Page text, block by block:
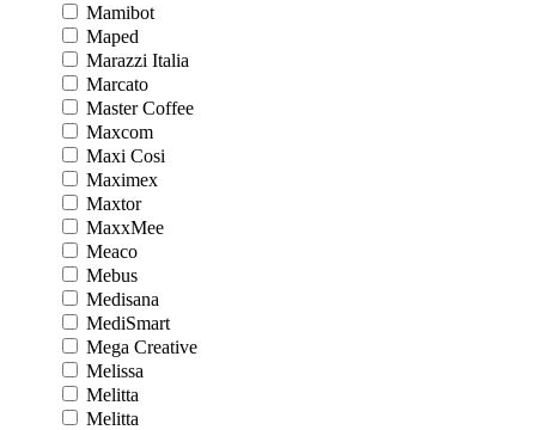
Mamibot
Maped
Marazzi Italia
Marcato
Master Coffee
Maxcom
Maxi Cosi
Maximex
Maxtor
MaxxMee
Meaco
Mebus
Medisana
MediSmart
Mega Creative
Melissa
Melitta
Melitta